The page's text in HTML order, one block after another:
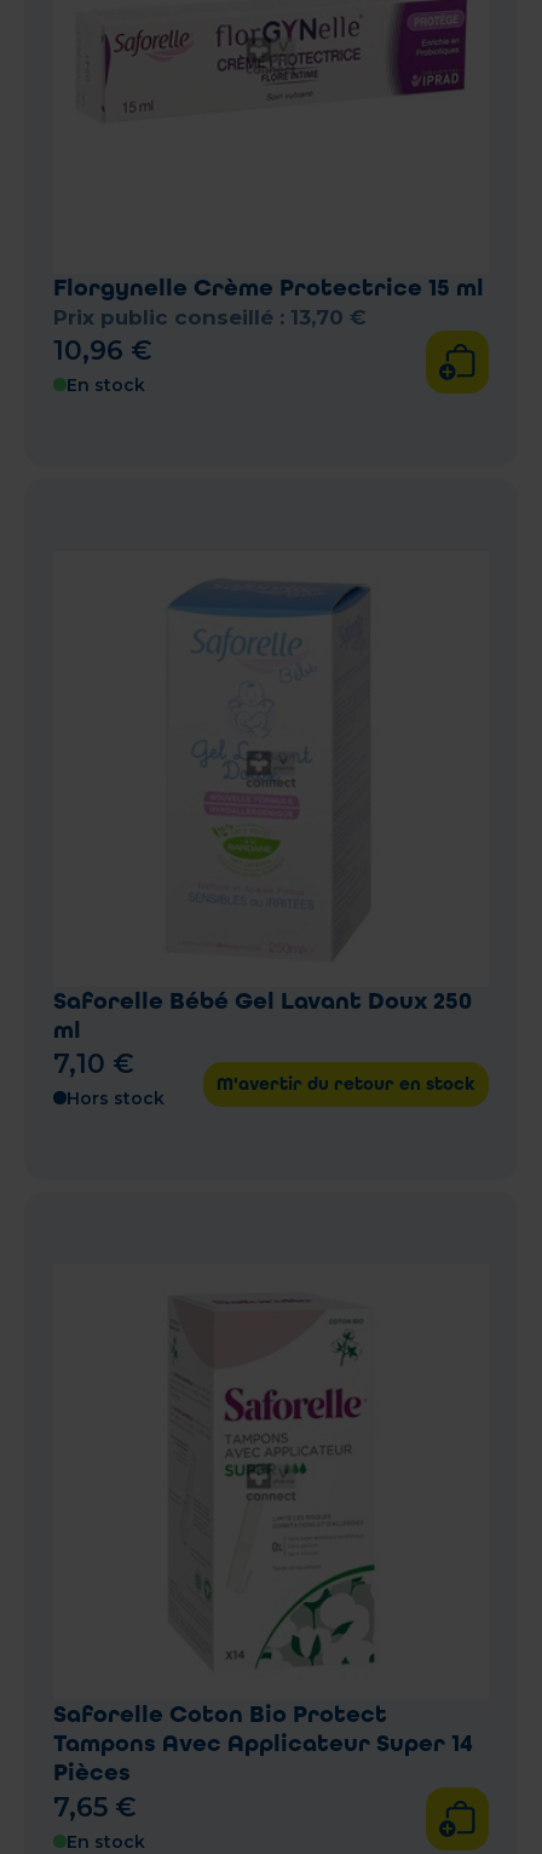
Florgynelle Crème Protectrice 15 ml
Prix public conseillé : 13,70 €
10,96 €
En stock
Saforelle Bébé Gel Lavant Doux 250
ml
7,10 €
Hors stock
M'avertir du retour en stock
Saforelle Coton Bio Protect
Tampons Avec Applicateur Super 14
Pièces
7,65 €
En stock